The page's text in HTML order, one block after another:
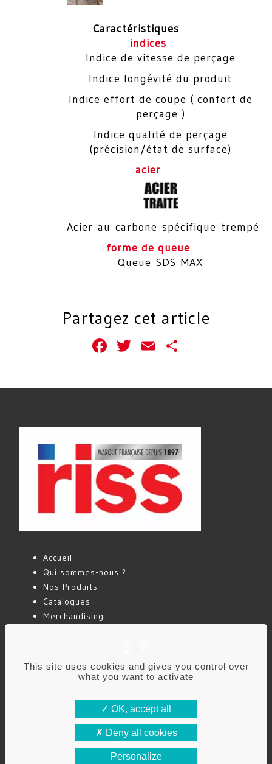
Caractéristiques
indices
Indice de vitesse de perçage
Indice longévité du produit
Indice effort de coupe ( confort de
perçage )
Indice qualité de perçage
(précision/état de surface)
acier
Acier au carbone spécifique trempé
forme de queue
Queue SDS MAX
Partagez cet article
Facebook
Twitter
Email
Accueil
Qui sommes-nous ?
Nos Produits
Catalogues
Merchandising
Politique de confidentialité
RISS FRANCE – Rue de la Roselière – Parc Les
This site uses cookies and gives you control over
what you want to activate
OK, accept all
Deny all cookies
Personalize